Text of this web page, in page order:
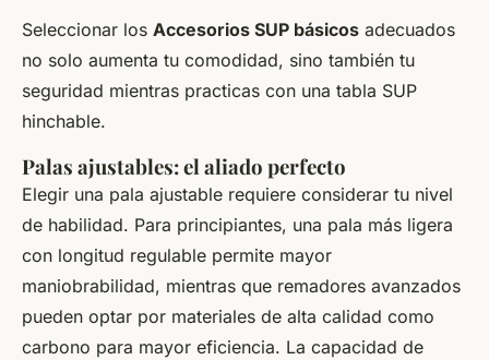
Seleccionar los Accesorios SUP básicos adecuados
no solo aumenta tu comodidad, sino también tu
seguridad mientras practicas con una tabla SUP
hinchable.
Palas ajustables: el aliado perfecto
Elegir una pala ajustable requiere considerar tu nivel
de habilidad. Para principiantes, una pala más ligera
con longitud regulable permite mayor
maniobrabilidad, mientras que remadores avanzados
pueden optar por materiales de alta calidad como
carbono para mayor eficiencia. La capacidad de